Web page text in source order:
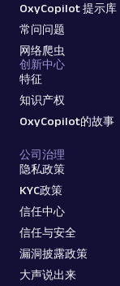
OxyCopilot 提示库
常问问题
网络爬虫
创新中心
特征
知识产权
OxyCopilot的故事
公司治理
隐私政策
KYC政策
信任中心
信任与安全
漏洞披露政策
大声说出来